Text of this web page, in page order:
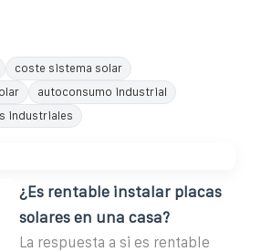
coste sistema solar
autoconsumo industrial
industriales
¿Es rentable instalar placas
solares en una casa?
La respuesta a si es rentable